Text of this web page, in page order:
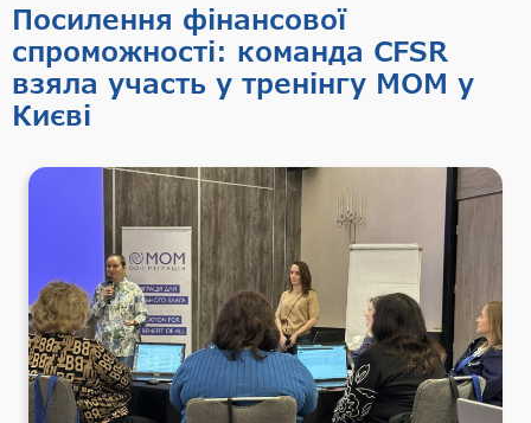
Посилення фінансової
спроможності: команда CFSR
взяла участь у тренінгу МОМ у
Києві